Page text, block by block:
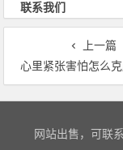
联系我们
上一篇
心里紧张害怕怎么克服，怎样消除紧张
文章导航
网站出售，可联